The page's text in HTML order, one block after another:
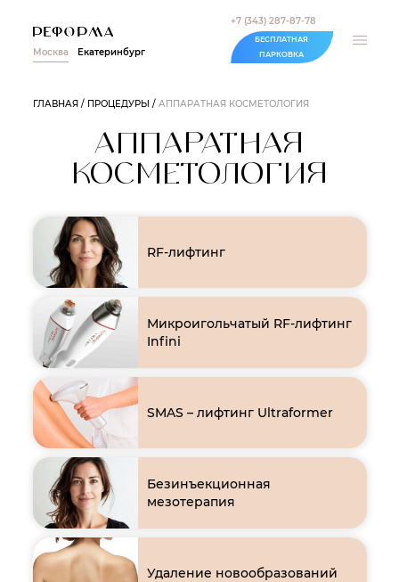
Москва Екатеринбург
БЕСПЛАТНАЯ
ПАРКОВКА
+7 (343) 287-87-78
ГЛАВНАЯ ПРОЦЕДУРЫ АППАРАТНАЯ КОСМЕТОЛОГИЯ
АППАРАТНАЯ
КОСМЕТОЛОГИЯ
RF-лифтинг
Микроигольчатый RF-лифтинг
Inﬁni
SMAS – лифтинг Ultraformer
Безинъекционная
мезотерапия
Удаление новообразований